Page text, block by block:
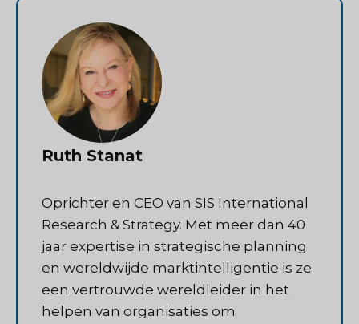
Ruth Stanat
Oprichter en CEO van SIS International
Research & Strategy. Met meer dan 40
jaar expertise in strategische planning
en wereldwijde marktintelligentie is ze
een vertrouwde wereldleider in het
helpen van organisaties om